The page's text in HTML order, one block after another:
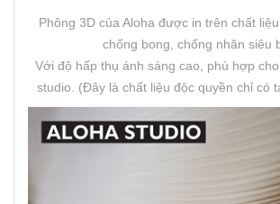
Phông 3D của Aloha được in trên chất
chống bong, chống nhăn siêu
Với độ hấp thụ ánh sáng cao, phù hợp
studio. (Đây là chất liệu độc quyền chỉ có